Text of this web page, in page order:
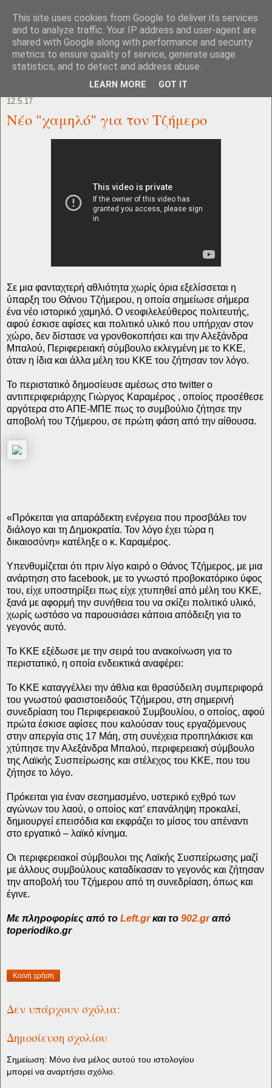
12.5.17
Nέο "χαμηλό" για τον Τζήμερο
Σε μια φανταχτερή αθλιότητα χωρίς όρια εξελίσσεται η
ύπαρξη του Θάνου Τζήμερου, η οποία σημείωσε σήμερα
ένα νέο ιστορικό χαμηλό. Ο νεοφιλελεύθερος πολιτευτής,
αφού έσκισε αφίσες και πολιτικό υλικό που υπήρχαν στον
χώρο, δεν δίστασε να γρονθοκοπήσει και την Αλεξάνδρα
Μπαλού, Περιφερειακή σύμβουλο εκλεγμένη με το ΚΚΕ,
όταν η ίδια και άλλα μέλη του ΚΚΕ του ζήτησαν τον λόγο.
Το περιστατικό δημοσίευσε αμέσως στο twitter ο
αντιπεριφεριάρχης Γιώργος Καραμέρος , οποίος προσέθεσε
αργότερα στο ΑΠΕ-ΜΠΕ πως το συμβούλιο ζήτησε την
αποβολή του Τζήμερου, σε πρώτη φάση από την αίθουσα.
«Πρόκειται για απαράδεκτη ενέργεια που προσβάλει τον
διάλογο και τη Δημοκρατία. Τον λόγο έχει τώρα η
δικαιοσύνη» κατέληξε ο κ. Καραμέρος.
Υπενθυμίζεται ότι πριν λίγο καιρό ο Θάνος Τζήμερος, με μια
ανάρτηση στο facebook, με το γνωστό προβοκατόρικο ύφος
του, είχε υποστηρίξει πως είχε χτυπηθεί από μέλη του ΚΚΕ,
ξανά με αφορμή την συνήθεια του να σκίζει πολιτικό υλικό,
χωρίς ωστόσο να παρουσιάσει κάποια απόδειξη για το
γεγονός αυτό.
Το ΚΚΕ εξέδωσε με την σειρά του ανακοίνωση για το
περιστατικό, η οποία ενδεικτικά αναφέρει:
Το ΚΚΕ καταγγέλλει την άθλια και θρασύδειλη συμπεριφορά
του γνωστού φασιστοειδούς Τζήμερου, στη σημερινή
συνεδρίαση του Περιφερειακού Συμβουλίου, ο οποίος, αφού
πρώτα έσκισε αφίσες που καλούσαν τους εργαζόμενους
στην απεργία στις 17 Μάη, στη συνέχεια προπηλάκισε και
χτύπησε την Αλεξάνδρα Μπαλού, περιφερειακή σύμβουλο
της Λαϊκής Συσπείρωσης και στέλεχος του ΚΚΕ, που του
ζήτησε το λόγο.
Πρόκειται για έναν σεσημασμένο, υστερικό εχθρό των
αγώνων του λαού, ο οποίος κατ’ επανάληψη προκαλεί,
δημιουργεί επεισόδια και εκφράζει το μίσος του απέναντι
στο εργατικό – λαϊκό κίνημα.
Οι περιφερειακοί σύμβουλοι της Λαϊκής Συσπείρωσης μαζί
με άλλους συμβούλους καταδίκασαν το γεγονός και ζήτησαν
την αποβολή του Τζήμερου από τη συνεδρίαση, όπως και
έγινε.
Με πληροφορίες από το Left.grκαι το 902.grαπό
toperiodiko.gr
Κοινή χρήση
Δεν υπάρχουν σχόλια:
Δημοσίευση σχολίου
Σημείωση: Μόνο ένα μέλος αυτού του ιστολογίου
μπορεί να αναρτήσει σχόλιο.
This site uses cookies from Google to deliver its services
and to analyze traffic. Your IP address and user-agent are
shared with Google along with performance and security
metrics to ensure quality of service, generate usage
statistics, and to detect and address abuse.
LEARN MORE GOT IT